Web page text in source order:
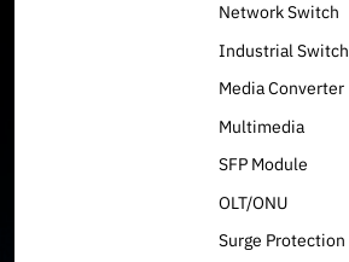
Network Switch
Industrial Switch
Media Converter
Multimedia
SFP Module
OLT/ONU
Surge Protection